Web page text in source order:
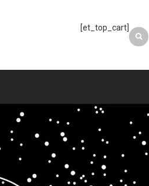
[et_top_cart]